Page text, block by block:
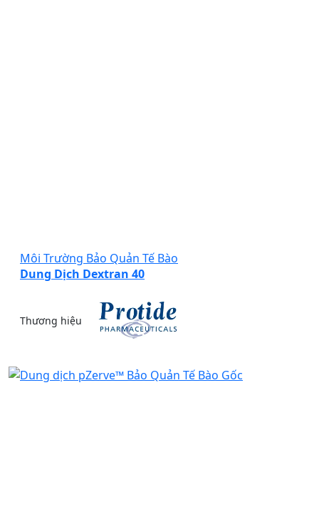
Môi Trường Bảo Quản Tế Bào
Dung Dịch Dextran 40
Thương hiệu